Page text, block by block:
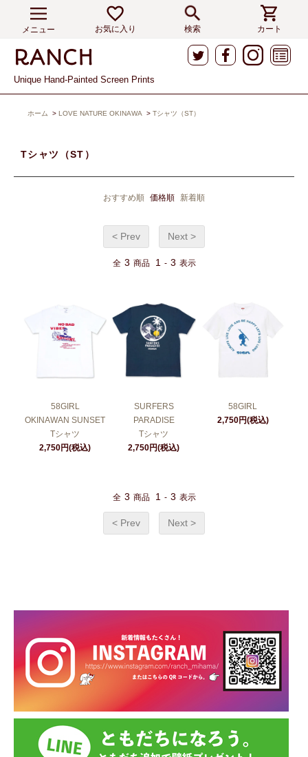
メニュー お気に入り 検索 カート
Unique Hand-Painted Screen Prints
ホーム > LOVE NATURE OKINAWA > Tシャツ（ST）
Tシャツ（ST）
おすすめ順 価格順 新着順
< Prev Next >
全 3 商品 1 - 3 表示
58GIRL
OKINAWAN SUNSET
Tシャツ
2,750円(税込)
SURFERS
PARADISE
Tシャツ
2,750円(税込)
58GIRL
2,750円(税込)
全 3 商品 1 - 3 表示
< Prev Next >